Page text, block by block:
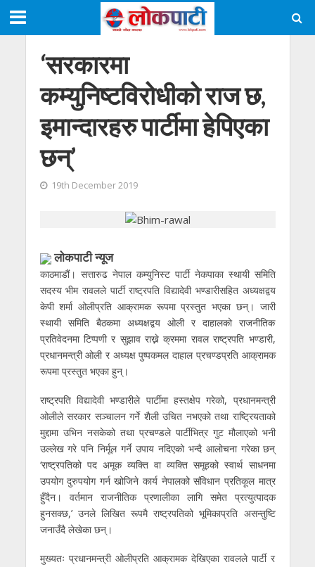
‘सरकारमा
कम्युनिष्टविरोधीको राज छ,
इमान्दारहरु पार्टीमा हेपिएका
छन्’
19th December 2019
लाेकपाटी न्यूज
काठमाडौं। सत्तारुढ नेपाल कम्युनिस्ट पार्टी नेकपाका स्थायी समिति
सदस्य भीम रावलले पार्टी राष्ट्रपति विद्यादेवी भण्डारीसहित अध्यक्षद्वय
केपी शर्मा ओलीप्रति आक्रामक रूपमा प्रस्तुत भएका छन्। जारी
स्थायी समिति बैठकमा अध्यक्षद्वय ओली र दाहालको राजनीतिक
प्रतिवेदनमा टिप्पणी र सुझाव राख्ने क्रममा रावल राष्ट्रपति भण्डारी,
प्रधानमन्त्री ओली र अध्यक्ष पुष्पकमल दाहाल प्रचण्डप्रति आक्रामक
रूपमा प्रस्तुत भएका हुन्।
राष्ट्रपति विद्यादेवी भण्डारीले पार्टीमा हस्तक्षेप गरेको, प्रधानमन्त्री
ओलीले सरकार सञ्चालन गर्ने शैली उचित नभएको तथा राष्ट्रियताको
मुद्दामा उभिन नसकेको तथा प्रचण्डले पार्टीभित्र गुट मौलाएको भनी
उल्लेख गरे पनि निर्मूल गर्ने उपाय नदिएको भन्दै आलोचना गरेका छन्
‘राष्ट्रपतिको पद अमूक व्यक्ति वा व्यक्ति समूहको स्वार्थ साधनमा
उपयोग दुरुपयोग गर्न खोजिने कार्य नेपालको संविधान प्रतिकूल मात्र
हुँदैन। वर्तमान राजनीतिक प्रणालीका लागि समेत प्रत्युत्पादक
हुनसक्छ,’ उनले लिखित रूपमै राष्ट्रपतिको भूमिकाप्रति असन्तुष्टि
जनाउँदै लेखेका छन्।
मुख्यतः प्रधानमन्त्री ओलीप्रति आक्रामक देखिएका रावलले पार्टी र